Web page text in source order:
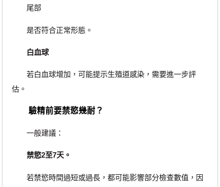
尾部
是否符合正常形態。
白血球
若白血球增加，可能提示生殖道感染，需要進一步評
估。
驗精前要禁慾幾耐？
一般建議：
禁慾2至7天。
若禁慾時間過短或過長，都可能影響部分檢查數值，因